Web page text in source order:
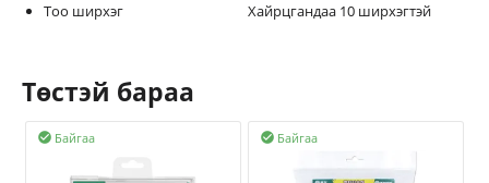
Тоо ширхэг Хайрцгандаа 10 ширхэгтэй
Төстэй бараа
Байгаа
 Байгаа
